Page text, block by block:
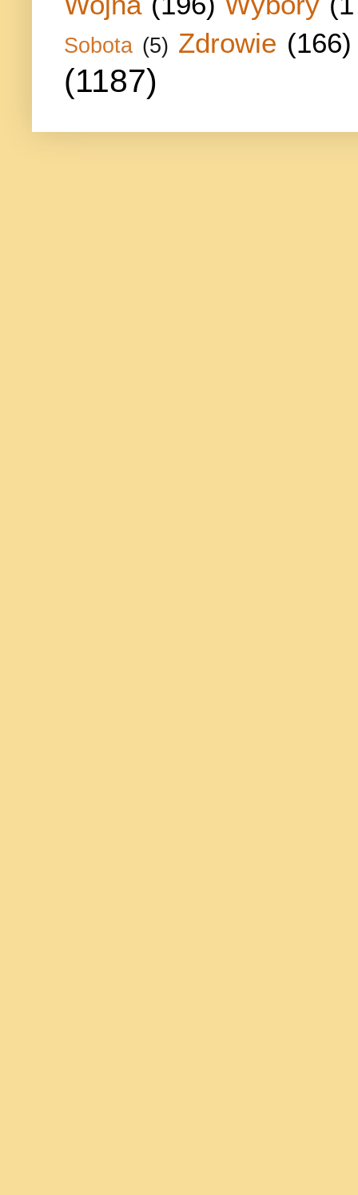
Sobota (5) Zdrowie (166)
(1187)